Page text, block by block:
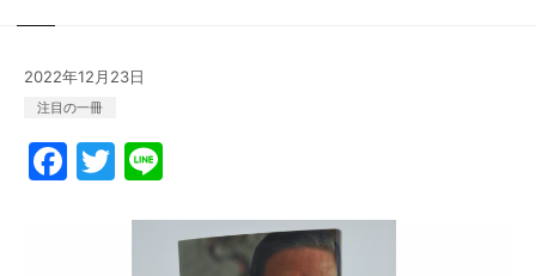
2022年12月23日
注目の一冊
F
a
T
w
itte